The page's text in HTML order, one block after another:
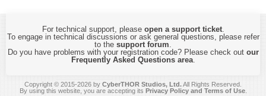
For technical support, please open a support ticket.
To engage in technical discussions or ask general questions, please refer
to the support forum
Do you have problems with your registration code? Please check out our
Frequently Asked Questions area.
Copyright © 2015-2026 by CyberTHOR Studios, Ltd.All Rights Reserved.
By using this website, you are accepting its Privacy Policy and Terms of Use.